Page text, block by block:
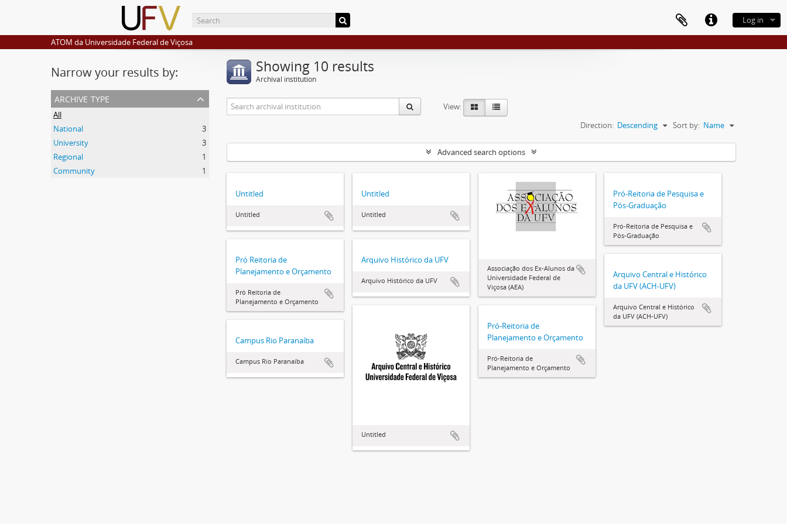
Log in
ATOM da Universidade Federal de Viçosa
Narrow your results by:
archive type
All
National
3
University
3
Regional
1
Community
1
Showing 10 results
Archival institution
View:
Sort by: Name
Direction: Descending
Advanced search options
Untitled
Untitled
Untitled
Untitled
Associação dos Ex-Alunos da
Universidade Federal de
Viçosa (AEA)
Pró-Reitoria de Pesquisa e
Pós-Graduação
Pró-Reitoria de Pesquisa e
Pós-Graduação
Pró Reitoria de
Planejamento e Orçamento
Pró Reitoria de
Planejamento e Orçamento
Arquivo Histórico da UFV
Arquivo Histórico da UFV
Arquivo Central e Histórico
da UFV (ACH-UFV)
Arquivo Central e Histórico
da UFV (ACH-UFV)
Untitled
Pró-Reitoria de
Planejamento e Orçamento
Pró-Reitoria de
Planejamento e Orçamento
Campus Rio Paranaíba
Campus Rio Paranaíba